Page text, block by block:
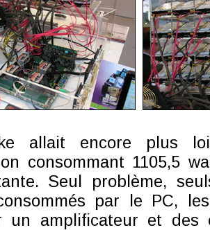
allait encore plus
consommant 1105,5
Seul problème,
par le PC,
un amplificateur et des